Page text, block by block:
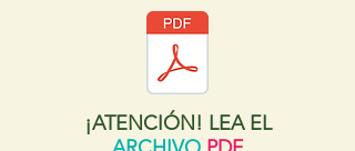
¡ATENCIÓN! LEA EL